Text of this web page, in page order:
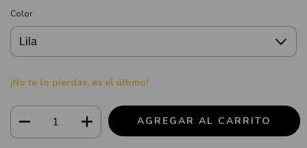
Color
¡No te lo pierdas, es el último!